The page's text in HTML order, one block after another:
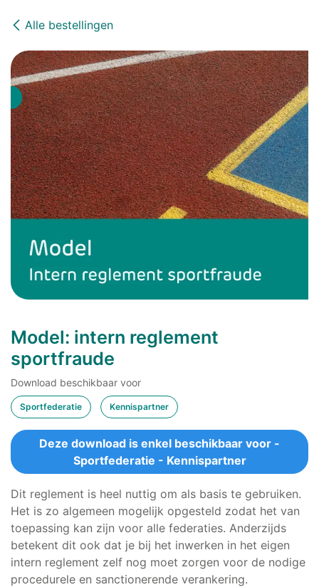
Alle bestellingen
Model: intern reglement
sportfraude
Download beschikbaar voor
Sportfederatie Kennispartner
Deze download is enkel beschikbaar voor -
Sportfederatie - Kennispartner
Dit reglement is heel nuttig om als basis te gebruiken.
Het is zo algemeen mogelijk opgesteld zodat het van
toepassing kan zijn voor alle federaties. Anderzijds
betekent dit ook dat je bij het inwerken in het eigen
intern reglement zelf nog moet zorgen voor de nodige
procedurele en sanctionerende verankering.